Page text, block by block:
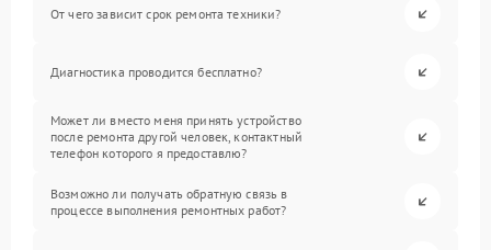
От чего зависит срок ремонта техники?
Диагностика проводится бесплатно?
Может ли вместо меня принять устройство
после ремонта другой человек, контактный
телефон которого я предоставлю?
Возможно ли получать обратную связь в
процессе выполнения ремонтных работ?